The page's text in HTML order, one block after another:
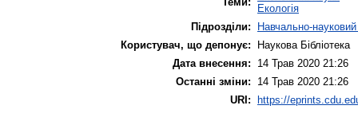
Екологія
Підрозділи:
Навчально-науковий
Користувач, що депонує:
Наукова Бібліотека
Дата внесення:
14 Трав 2020 21:26
Останні зміни:
14 Трав 2020 21:26
URI: https://